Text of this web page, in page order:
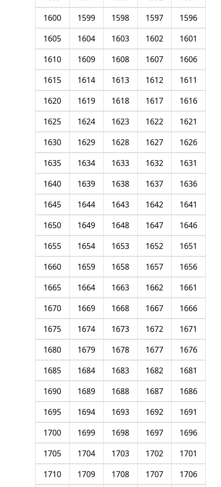
1596
1597
1598
1599
1600
1601
1602
1603
1604
1605
1606
1607
1608
1609
1610
1611
1612
1613
1614
1615
1616
1617
1618
1619
1620
1621
1622
1623
1624
1625
1626
1627
1628
1629
1630
1631
1632
1633
1634
1635
1636
1637
1638
1639
1640
1641
1642
1643
1644
1645
1646
1647
1648
1649
1650
1651
1652
1653
1654
1655
1656
1657
1658
1659
1660
1661
1662
1663
1664
1665
1666
1667
1668
1669
1670
1671
1672
1673
1674
1675
1676
1677
1678
1679
1680
1681
1682
1683
1684
1685
1686
1687
1688
1689
1690
1691
1692
1693
1694
1695
1696
1697
1698
1699
1700
1701
1702
1703
1704
1705
1706
1707
1708
1709
1710